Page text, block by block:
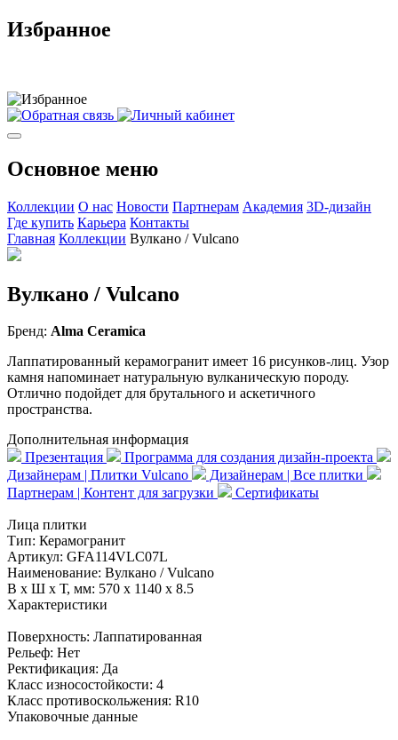
Избранное
Основное меню
Коллекции О нас Новости Партнерам Академия 3D-дизайн
Где купить Карьера Контакты
Главная Коллекции Вулкано / Vulcano
Вулкано / Vulcano
Бренд: Alma Ceramica
Лаппатированный керамогранит имеет 16 рисунков-лиц. Узор
камня напоминает натуральную вулканическую породу.
Отлично подойдет для брутального и аскетичного
пространства.
Дополнительная информация
Презентация
Программа для создания дизайн-проекта
Дизайнерам | Плитки Vulcano
Дизайнерам | Все плитки
Партнерам | Контент для загрузки
Сертификаты
Лица плитки
Тип: Керамогранит
Артикул: GFA114VLC07L
Наименование: Вулкано / Vulcano
В x Ш x Т, мм: 570 x 1140 x 8.5
Характеристики
Поверхность: Лаппатированная
Рельеф: Нет
Ректификация: Да
Класс износостойкости: 4
Класс противоскольжения: R10
Упаковочные данные